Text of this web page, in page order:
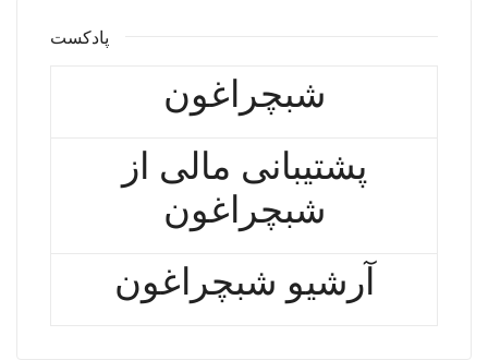
پادکست
شبچراغون
پشتیبانی مالی از
شبچراغون
آرشیو شبچراغون